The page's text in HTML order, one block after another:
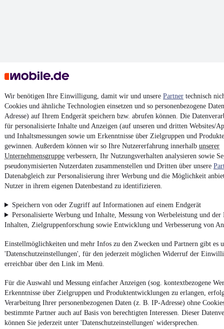
Wir benötigen Ihre Einwilligung, damit wir und unsere Partner technisch
Cookies und ähnliche Technologien einsetzen und so personenbezogene
Adresse) auf Ihrem Endgerät speichern bzw. abrufen können. Die
für personalisierte Inhalte und Anzeigen (auf unseren und dritten Websites/
und Inhaltsmessungen sowie um Erkenntnisse über Zielgruppen und
gewinnen. Außerdem können wir so Ihre Nutzererfahrung innerhalb unserer
Unternehmensgruppe verbessern, Ihr Nutzungsverhalten analysieren sowie
pseudonymisierten Nutzerdaten zusammenstellen und Dritten über unsere
Datenabgleich zur Personalisierung ihrer Werbung und die Möglichkeit
Nutzer in ihrem eigenen Datenbestand zu identifizieren.
Speichern von oder Zugriff auf Informationen auf einem Endgerät
Personalisierte Werbung und Inhalte, Messung von Werbeleistung und der
Inhalten, Zielgruppenforschung sowie Entwicklung und Verbesserung von
Einstellmöglichkeiten und mehr Infos zu den Zwecken und Partnern gibt es
'Datenschutzeinstellungen', für den jederzeit möglichen Widerruf der
erreichbar über den Link im Menü.
Für die Auswahl und Messung einfacher Anzeigen (sog. kontextbezogene
Erkenntnisse über Zielgruppen und Produktentwicklungen zu erlangen,
Verarbeitung Ihrer personenbezogenen Daten (z. B. IP-Adresse) ohne
bestimmte Partner auch auf Basis von berechtigten Interessen. Dieser
können Sie jederzeit unter 'Datenschutzeinstellungen' widersprechen.